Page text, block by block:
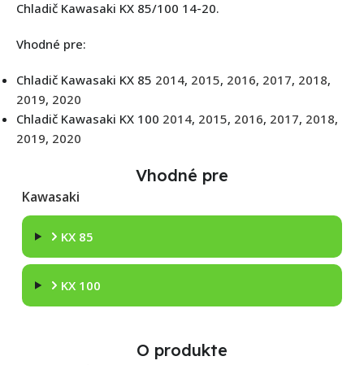
Chladič Kawasaki KX 85/100 14-20.
Vhodné pre:
Chladič Kawasaki KX 85 2014, 2015, 2016, 2017, 2018,
2019, 2020
Chladič Kawasaki KX 100 2014, 2015, 2016, 2017, 2018,
2019, 2020
Vhodné pre
Kawasaki
KX 85
KX 100
O produkte